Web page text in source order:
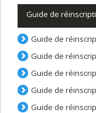
Guide de
Guide de
Guide de
Guide de
Guide de
Guide de